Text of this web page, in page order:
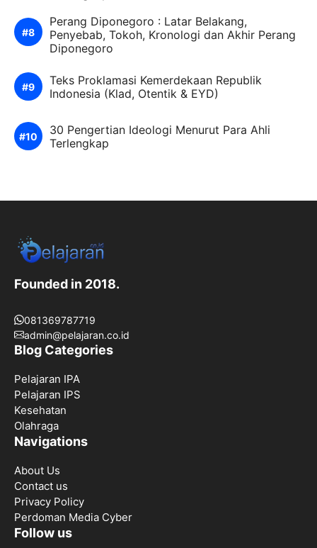
Perang Diponegoro : Latar Belakang,
Penyebab, Tokoh, Kronologi dan Akhir Perang
Diponegoro
Teks Proklamasi Kemerdekaan Republik
Indonesia (Klad, Otentik & EYD)
30 Pengertian Ideologi Menurut Para Ahli
Terlengkap
Founded in 2018.
081369787719
admin@pelajaran.co.id
Blog Categories
Pelajaran IPA
Pelajaran IPS
Kesehatan
Olahraga
Navigations
About Us
Contact us
Privacy Policy
Perdoman Media Cyber
Follow us